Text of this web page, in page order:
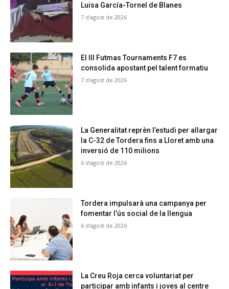
Luisa García-Tornel de Blanes
7 d'agost de 2026
El III Futmas Tournaments F7 es
consolida apostant pel talent formatiu
7 d'agost de 2026
La Generalitat reprèn l’estudi per allargar
la C-32 de Tordera fins a Lloret amb una
inversió de 110 milions
6 d'agost de 2026
Tordera impulsarà una campanya per
fomentar l’ús social de la llengua
6 d'agost de 2026
La Creu Roja cerca voluntariat per
participar amb infants i joves al centre